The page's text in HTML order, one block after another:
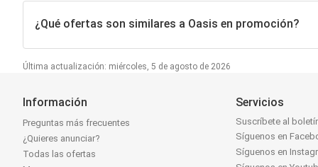
¿Qué ofertas son similares a Oasis en promoción?
Última actualización: miércoles, 5 de agosto de 2026
Información
Preguntas más frecuentes
¿Quieres anunciar?
Todas las ofertas
Servicios
Suscríbete al
Síguenos en
Síguenos en